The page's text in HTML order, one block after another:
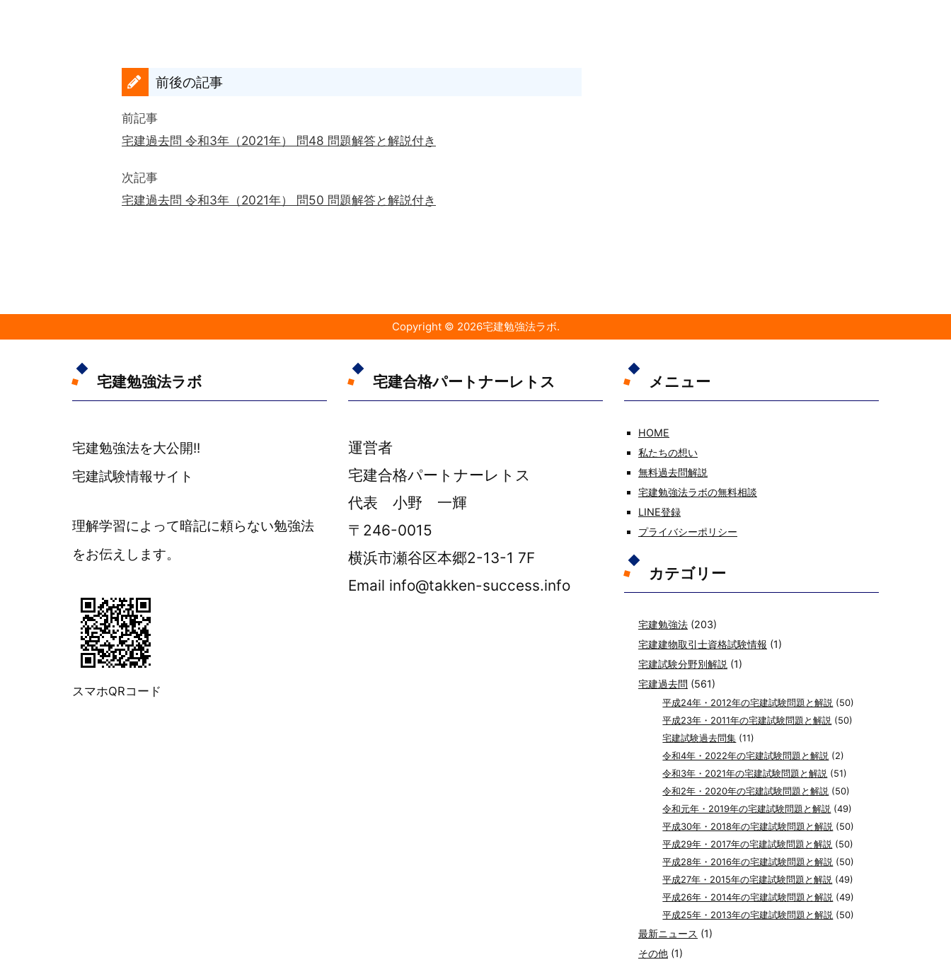
前後の記事
前記事
宅建過去問 令和3年（2021年） 問48 問題解答と解説付き
次記事
宅建過去問 令和3年（2021年） 問50 問題解答と解説付き
Copyright © 2026宅建勉強法ラボ.
宅建勉強法ラボ
宅建勉強法を大公開!!
宅建試験情報サイト
理解学習によって暗記に頼らない勉強法
をお伝えします。
スマホQRコード
宅建合格パートナーレトス
運営者
宅建合格パートナーレトス
代表 小野 一輝
〒246-0015
横浜市瀬谷区本郷2-13-1 7F
Email info@takken-success.info
メニュー
HOME
私たちの想い
無料過去問解説
宅建勉強法ラボの無料相談
LINE登録
プライバシーポリシー
カテゴリー
宅建勉強法 (203)
宅建建物取引士資格試験情報 (1)
宅建試験分野別解説 (1)
宅建過去問 (561)
平成24年・2012年の宅建試験問題と解説 (50)
平成23年・2011年の宅建試験問題と解説 (50)
宅建試験過去問集 (11)
令和4年・2022年の宅建試験問題と解説 (2)
令和3年・2021年の宅建試験問題と解説 (51)
令和2年・2020年の宅建試験問題と解説 (50)
令和元年・2019年の宅建試験問題と解説 (49)
平成30年・2018年の宅建試験問題と解説 (50)
平成29年・2017年の宅建試験問題と解説 (50)
平成28年・2016年の宅建試験問題と解説 (50)
平成27年・2015年の宅建試験問題と解説 (49)
平成26年・2014年の宅建試験問題と解説 (49)
平成25年・2013年の宅建試験問題と解説 (50)
最新ニュース (1)
その他 (1)